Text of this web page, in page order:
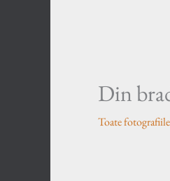
Din
Toate fotografiile